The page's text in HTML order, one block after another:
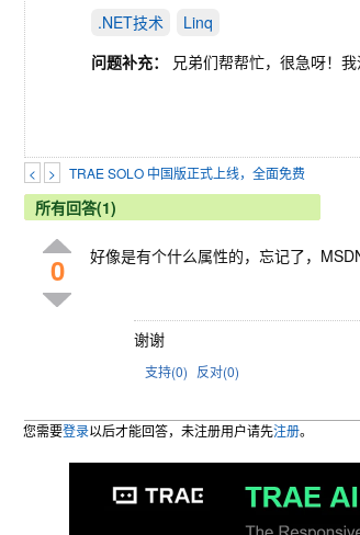
.NET技术
Linq
问题补充：
兄弟们帮帮忙，很急呀！
< > TRAE SOLO 中国版正式上线，全面免费
所有回答(1)
0 好像是有个什么属性的，忘记了，
谢谢
支持(0) 反对(0)
您需要登录以后才能回答，未注册用户请先注册。